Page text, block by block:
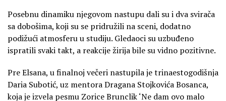
Posebnu dinamiku njegovom nastupu dali su i dva svirača
sa dobošima, koji su se pridružili na sceni, dodatno
podižući atmosferu u studiju. Gledaoci su uzbuđeno
ispratili svaki takt, a reakcije žirija bile su vidno pozitivne.
Pre Elsana, u finalnoj večeri nastupila je trinaestogodišnja
Daria Subotić, uz mentora Dragana Stojkovića Bosanca,
koja je izvela pesmu Zorice Brunclik ‘Ne dam ovo malo